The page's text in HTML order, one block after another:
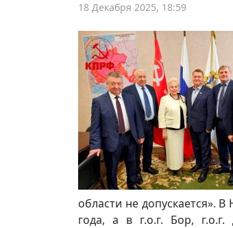
18 Декабря 2025, 18:59
области не допускается».
года, а в г.о.г. Бор, г.о.г.